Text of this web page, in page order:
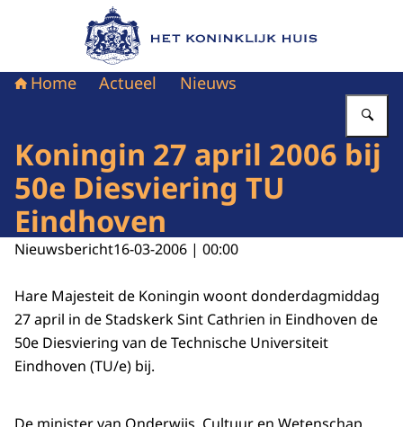
Naar de homepage van Het Koninklijk Huis
Home Actueel Nieuws
Koningin 27 april 2006 bij
50e Diesviering TU
Eindhoven
Nieuwsbericht16-03-2006 | 00:00
Hare Majesteit de Koningin woont donderdagmiddag
27 april in de Stadskerk Sint Cathrien in Eindhoven de
50e Diesviering van de Technische Universiteit
Eindhoven (TU/e) bij.